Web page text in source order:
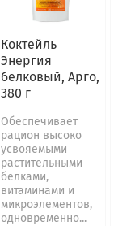
Коктейль
Энергия
белковый, Арго,
380 г
Обеспечивает
рацион высоко
усвояемыми
растительными
белками,
витаминами и
микроэлементов,
одновременно...